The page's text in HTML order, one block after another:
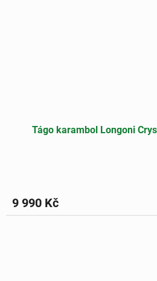
Tágo karambol Longoni
9 990 Kč